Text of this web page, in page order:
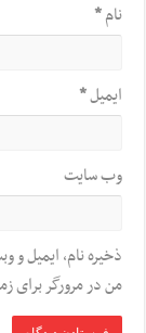
نام*
ایمیل*
وب‌ سایت
ذخیره نام، ایمیل و
من در مرورگر برای